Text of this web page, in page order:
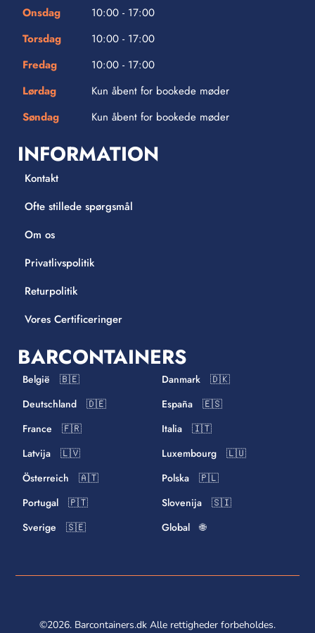
Onsdag
10:00 - 17:00
Torsdag
10:00 - 17:00
Fredag
10:00 - 17:00
Lørdag
Kun åbent for bookede møder
Søndag
Kun åbent for bookede møder
INFORMATION
Kontakt
Ofte stillede spørgsmål
Om os
Privatlivspolitik
Returpolitik
Vores Certificeringer
BARCONTAINERS
België 🇧🇪
Danmark 🇩🇰
Deutschland 🇩🇪
España 🇪🇸
France 🇫🇷
Italia 🇮🇹
Latvija 🇱🇻
Luxembourg 🇱🇺
Österreich 🇦🇹
Polska 🇵🇱
Portugal 🇵🇹
Slovenija 🇸🇮
Sverige 🇸🇪
Global 🌐
©2026. Barcontainers.dk Alle rettigheder forbeholdes.